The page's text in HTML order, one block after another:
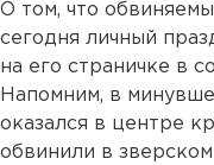
О том, что
сегодня личный
на его страничке в
Напомним, в
оказался в центре
обвинили в